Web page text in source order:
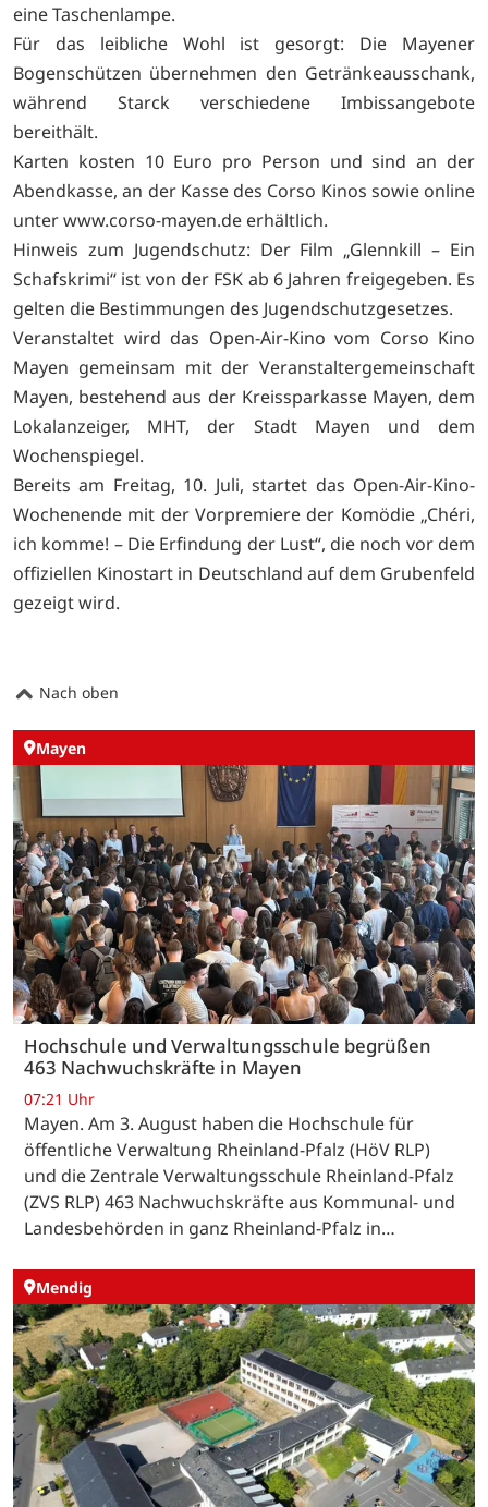
eine Taschenlampe.
Für das leibliche Wohl ist gesorgt: Die Mayener
Bogenschützen übernehmen den Getränkeausschank,
während Starck verschiedene Imbissangebote
bereithält.
Karten kosten 10 Euro pro Person und sind an der
Abendkasse, an der Kasse des Corso Kinos sowie online
unter www.corso-mayen.de erhältlich.
Hinweis zum Jugendschutz: Der Film „Glennkill – Ein
Schafskrimi“ ist von der FSK ab 6 Jahren freigegeben. Es
gelten die Bestimmungen des Jugendschutzgesetzes.
Veranstaltet wird das Open-Air-Kino vom Corso Kino
Mayen gemeinsam mit der Veranstaltergemeinschaft
Mayen, bestehend aus der Kreissparkasse Mayen, dem
Lokalanzeiger, MHT, der Stadt Mayen und dem
Wochenspiegel.
Bereits am Freitag, 10. Juli, startet das Open-Air-Kino-
Wochenende mit der Vorpremiere der Komödie „Chéri,
ich komme! – Die Erfindung der Lust“, die noch vor dem
offiziellen Kinostart in Deutschland auf dem Grubenfeld
gezeigt wird.
Nach oben
Mayen
Hochschule und Verwaltungsschule begrüßen
463 Nachwuchskräfte in Mayen
07:21 Uhr
Mayen. Am 3. August haben die Hochschule für
öffentliche Verwaltung Rheinland-Pfalz (HöV RLP)
und die Zentrale Verwaltungsschule Rheinland-Pfalz
(ZVS RLP) 463 Nachwuchskräfte aus Kommunal- und
Landesbehörden in ganz Rheinland-Pfalz in…
Mendig